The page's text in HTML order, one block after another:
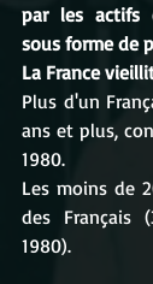
par les actifs
sous forme de
La France
Plus d'un
ans et plus,
1980.
Les moins de
des Français
1980).